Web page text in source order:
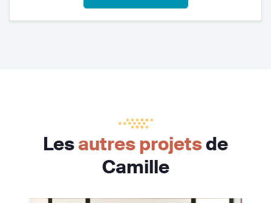
Lesautres projetsde
Camille